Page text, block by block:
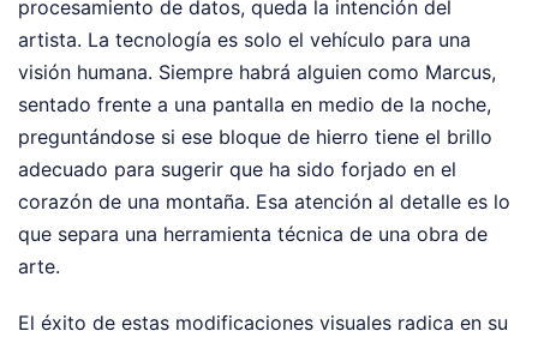
procesamiento de datos, queda la intención del
artista. La tecnología es solo el vehículo para una
visión humana. Siempre habrá alguien como Marcus,
sentado frente a una pantalla en medio de la noche,
preguntándose si ese bloque de hierro tiene el brillo
adecuado para sugerir que ha sido forjado en el
corazón de una montaña. Esa atención al detalle es lo
que separa una herramienta técnica de una obra de
arte.
El éxito de estas modificaciones visuales radica en su